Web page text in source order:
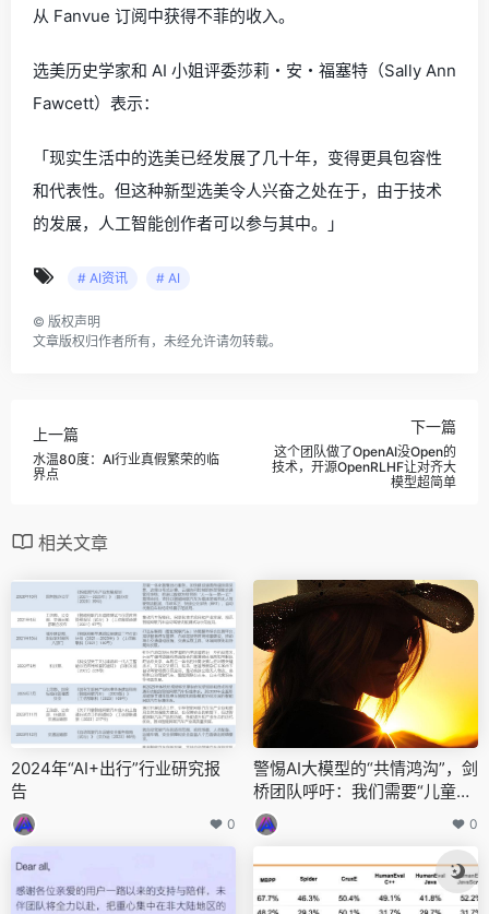
从 Fanvue 订阅中获得不菲的收入。
选美历史学家和 AI 小姐评委莎莉・安・福塞特（Sally Ann
Fawcett）表示：
「现实生活中的选美已经发展了几十年，变得更具包容性
和代表性。但这种新型选美令人兴奋之处在于，由于技术
的发展，人工智能创作者可以参与其中。」
# AI资讯 # AI
© 版权声明
文章版权归作者所有，未经允许请勿转载。
上一篇
水温80度：AI行业真假繁荣的临
界点
下一篇
这个团队做了OpenAI没Open的
技术，开源OpenRLHF让对齐大
模型超简单
相关文章
2024年“AI+出行”行业研究报
告
0
警惕AI大模型的“共情鸿沟”，剑
桥团队呼吁：我们需要“儿童安
全人工智能”框架
0